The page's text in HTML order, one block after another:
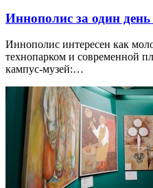
Иннополис за один
Иннополис интересен как
технопарком и современной
кампус-музей:…